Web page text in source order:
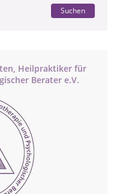
Suchen
Heilpraktiker für
Berater e.V.